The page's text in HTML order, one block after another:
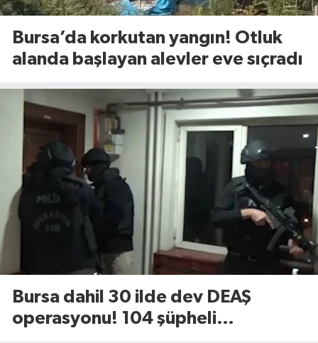
Bursa’da korkutan yangın! Otluk
alanda başlayan alevler eve sıçradı
Bursa dahil 30 ilde dev DEAŞ
operasyonu! 104 şüpheli